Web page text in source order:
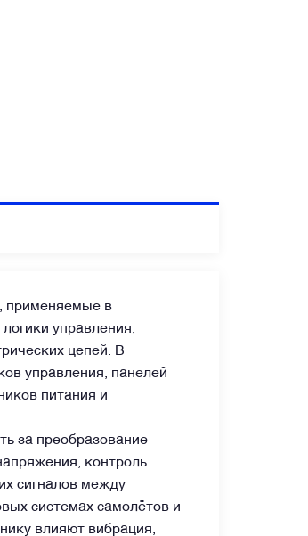
применяемые в
управления,
цепей. В
управления, панелей
питания и
за преобразование
контроль
сигналов между
системах самолётов и
влияют вибрация,